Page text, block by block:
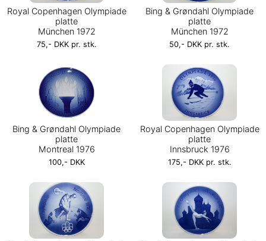
Royal Copenhagen Olympiade
platte
München 1972
75,- DKK pr. stk.
Bing & Grøndahl Olympiade
platte
München 1972
50,- DKK pr. stk.
Bing & Grøndahl Olympiade
platte
Montreal 1976
100,- DKK
Royal Copenhagen Olympiade
platte
Innsbruck 1976
175,- DKK pr. stk.